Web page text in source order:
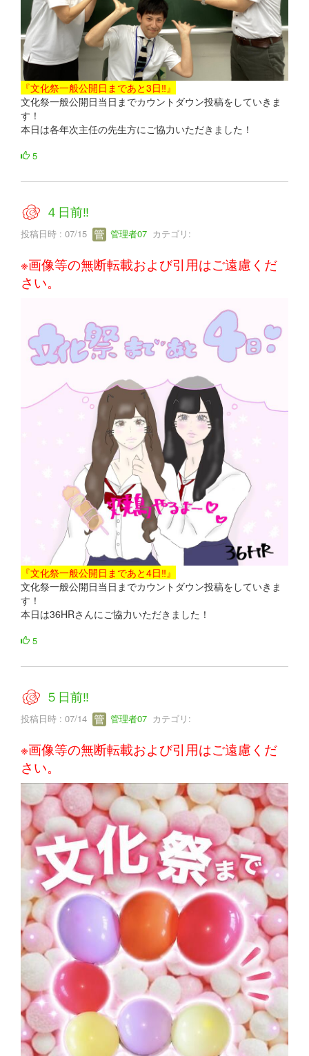
『文化祭一般公開日まであと3日‼』
文化祭一般公開日当日までカウントダウン投稿をしていきま
す！
本日は各年次主任の先生方にご協力いただきました！
5
４日前‼
投稿日時 : 07/15 管理者07 カテゴリ:
※画像等の無断転載および引用はご遠慮くだ
さい。
『文化祭一般公開日まであと4日‼』
文化祭一般公開日当日までカウントダウン投稿をしていきま
す！
本日は36HRさんにご協力いただきました！
5
５日前‼
投稿日時 : 07/14 管理者07 カテゴリ:
※画像等の無断転載および引用はご遠慮くだ
さい。